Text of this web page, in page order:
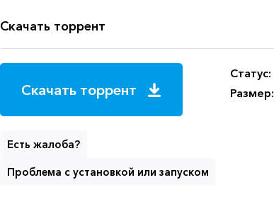
Скачать торрент
Скачать торрент
Статус:
Размер:
Есть жалоба?
Проблема с установкой или запуском